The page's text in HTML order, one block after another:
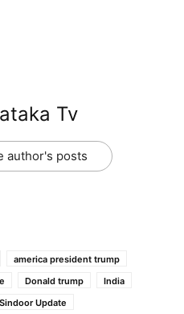
Tv
author's posts
america president trump
Donald trump
India
Update